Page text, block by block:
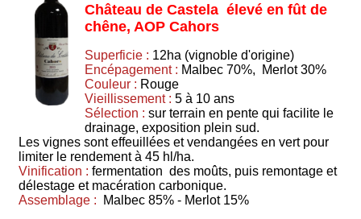
Château de Castela élevé en fût de
chêne, AOP Cahors
Superficie : 12ha (vignoble d'origine)
Encépagement : Malbec 70%, Merlot 30%
Couleur : Rouge
Vieillissement : 5 à 10 ans
Sélection : sur terrain en pente qui facilite le
drainage, exposition plein sud.
Les vignes sont effeuillées et vendangées en vert pour
limiter le rendement à 45 hl/ha.
Vinification : fermentation des moûts, puis remontage et
délestage et macération carbonique.
Assemblage :
Malbec 85% - Merlot 15%